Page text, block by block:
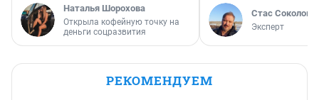
Наталья Шорохова
Открыла кофейную точку на
деньги соцразвития
Стас Соколов
Эксперт
РЕКОМЕНДУЕМ